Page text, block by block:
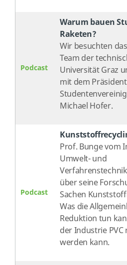
Podcast
Warum bauen
Raketen?
Wir besuchten
Team der
Universität Graz
mit dem
Michael Hofer.
Podcast
Prof. Bunge vom
Umwelt- und
über seine
Sachen
Was die
Reduktion tun
der Industrie PVC
werden kann.